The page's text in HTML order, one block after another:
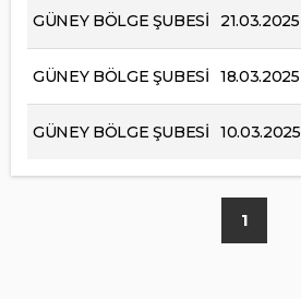
GÜNEY BÖLGE ŞUBESİ 21.03.2025
GÜNEY BÖLGE ŞUBESİ 18.03.2025
GÜNEY BÖLGE ŞUBESİ 10.03.2025
1